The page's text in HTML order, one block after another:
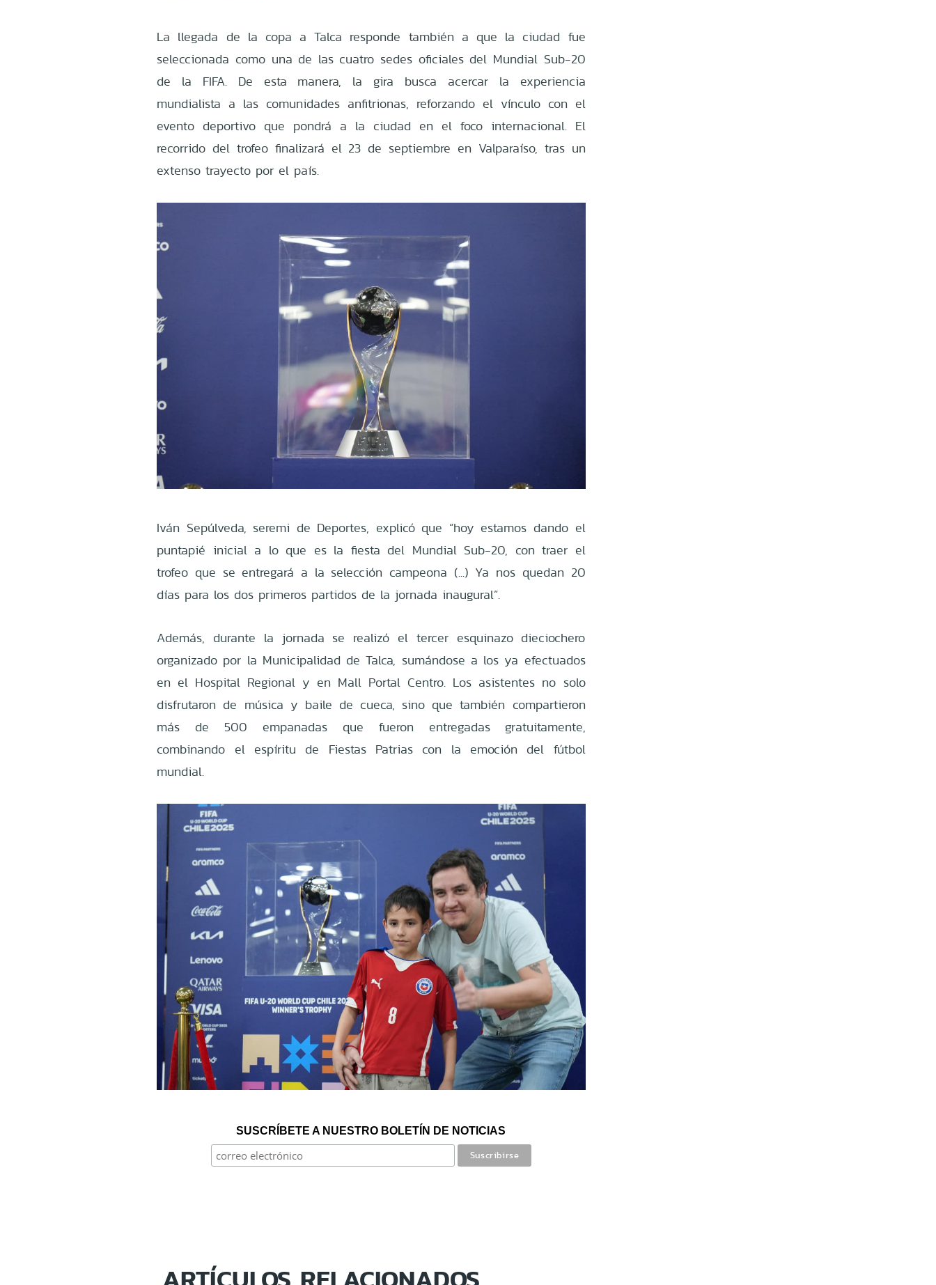
La llegada de la copa a Talca responde también a que la ciudad fue
seleccionada como una de las cuatro sedes oficiales del Mundial Sub-20
de la FIFA. De esta manera, la gira busca acercar la experiencia
mundialista a las comunidades anfitrionas, reforzando el vínculo con el
evento deportivo que pondrá a la ciudad en el foco internacional. El
recorrido del trofeo finalizará el 23 de septiembre en Valparaíso, tras un
extenso trayecto por el país.
Iván Sepúlveda, seremi de Deportes, explicó que “hoy estamos dando el
puntapié inicial a lo que es la fiesta del Mundial Sub-20, con traer el
trofeo que se entregará a la selección campeona (...) Ya nos quedan 20
días para los dos primeros partidos de la jornada inaugural”.
Además, durante la jornada se realizó el tercer esquinazo dieciochero
organizado por la Municipalidad de Talca, sumándose a los ya efectuados
en el Hospital Regional y en Mall Portal Centro. Los asistentes no solo
disfrutaron de música y baile de cueca, sino que también compartieron
más de 500 empanadas que fueron entregadas gratuitamente,
combinando el espíritu de Fiestas Patrias con la emoción del fútbol
mundial.
SUSCRÍBETE A NUESTRO BOLETÍN DE NOTICIAS